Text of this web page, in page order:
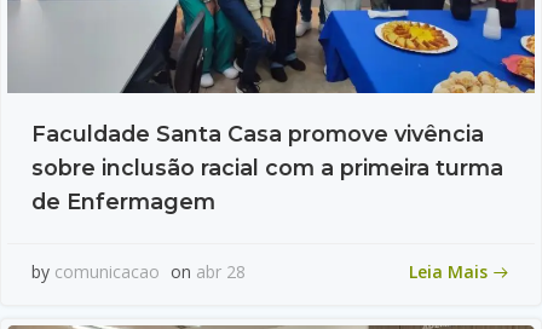
Faculdade Santa Casa promove vivência
sobre inclusão racial com a primeira turma
de Enfermagem
by comunicacao on abr 28 Leia Mais